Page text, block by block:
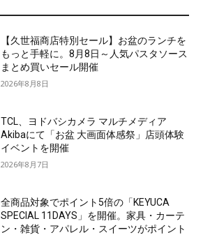
【久世福商店特別セール】お盆のランチを
もっと手軽に。8月8日～人気パスタソース
まとめ買いセール開催
2026年8月8日
TCL、ヨドバシカメラ マルチメディア
Akibaにて「お盆 大画面体感祭」店頭体験
イベントを開催
2026年8月7日
全商品対象でポイント5倍の「KEYUCA
SPECIAL 11DAYS」を開催。家具・カーテ
ン・雑貨・アパレル・スイーツがポイント